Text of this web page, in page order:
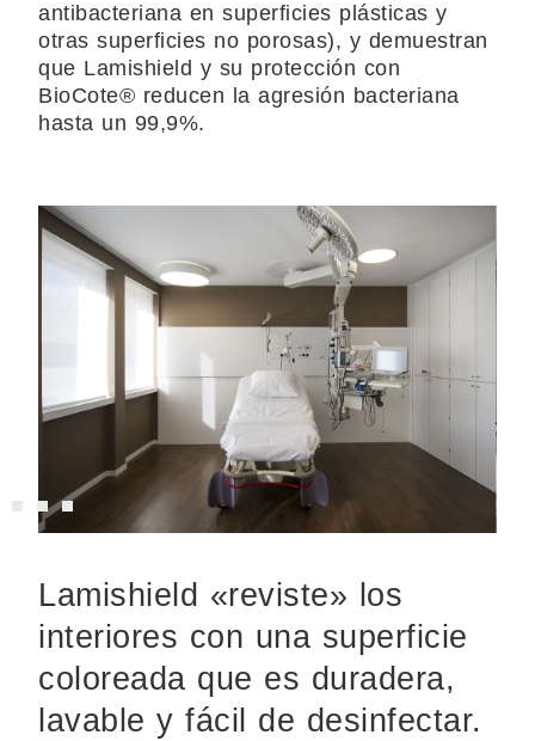
antibacteriana en superficies plásticas y
otras superficies no porosas), y demuestran
que Lamishield y su protección con
BioCote® reducen la agresión bacteriana
hasta un 99,9%.
Lamishield «reviste» los
interiores con una superficie
coloreada que es duradera,
lavable y fácil de desinfectar.